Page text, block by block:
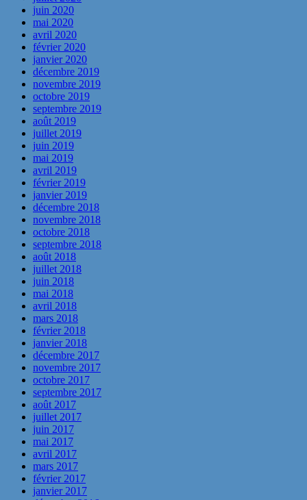
juin 2020
mai 2020
avril 2020
février 2020
janvier 2020
décembre 2019
novembre 2019
octobre 2019
septembre 2019
août 2019
juillet 2019
juin 2019
mai 2019
avril 2019
février 2019
janvier 2019
décembre 2018
novembre 2018
octobre 2018
septembre 2018
août 2018
juillet 2018
juin 2018
mai 2018
avril 2018
mars 2018
février 2018
janvier 2018
décembre 2017
novembre 2017
octobre 2017
septembre 2017
août 2017
juillet 2017
juin 2017
mai 2017
avril 2017
mars 2017
février 2017
janvier 2017